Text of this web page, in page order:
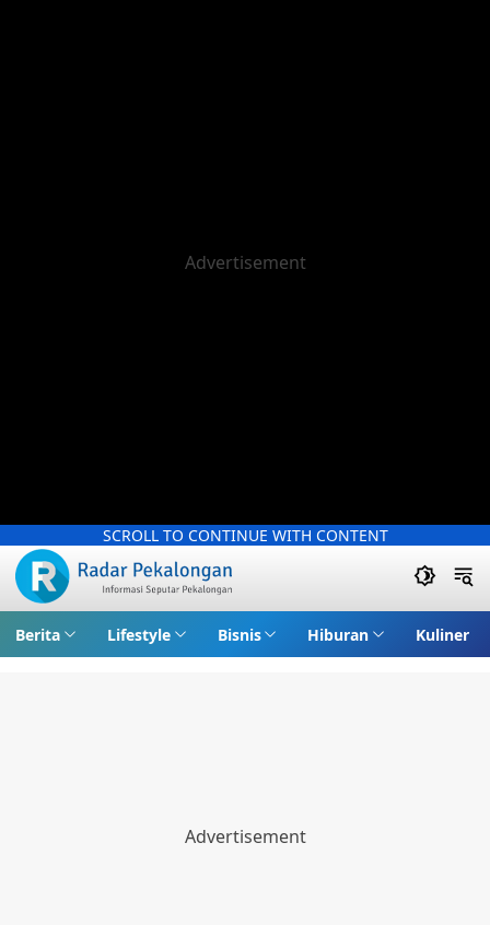
SCROLL TO CONTINUE WITH CONTENT
Berita Lifestyle Bisnis Hiburan Kuliner